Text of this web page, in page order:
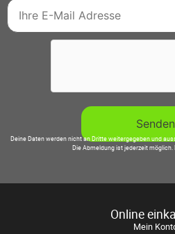
Deine Daten werden nicht an Dritte weitergegeben und
Die Abmeldung ist jederzeit möglich.
Online
Mein